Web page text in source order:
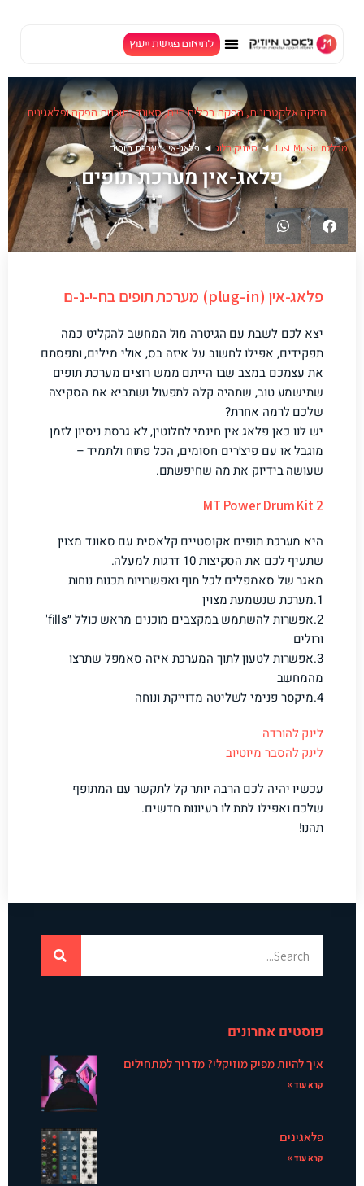
לתיאום פגישת ייעוץ
הפקה אלקטרונית,הפקה בכלים חיים,סאונד,תוכנות הפקה ופלאגינים
מכללת Just Music ◄מיוזיק בלוג◄ פלאג-אין מערכת תופים
פלאג-אין מערכת תופים
פלאג-אין (plug-in) מערכת תופים בח-י-נ-ם
יצא לכם לשבת עם הגיטרה מול המחשב להקליט כמה
תפקידים, אפילו לחשוב על איזה בס, אולי מילים, ותפסתם
את עצמכם במצב שבו הייתם ממש רוצים מערכת תופים
שתישמע טוב, שתהיה קלה לתפעול ושתביא את הסקיצה
שלכם לרמה אחרת?
יש לנו כאן פלאג אין חינמי לחלוטין, לא גרסת ניסיון לזמן
מוגבל או עם פיצ׳רים חסומים, הכל פתוח ולתמיד –
שעושה בידיוק את מה שחיפשתם.
MT Power Drum Kit 2
היא מערכת תופים אקוסטיים קלאסית עם סאונד מצוין
שתעיף לכם את הסקיצות 10 דרגות למעלה.
מאגר של סאמפלים לכל תוף ואפשרויות תכנות נוחות
1.מערכת שנשמעת מצוין
2.אפשרות להשתמש במקצבים מוכנים מראש כולל ״fills"
ורולים
3.אפשרות לטעון לתוך המערכת איזה סאמפל שתרצו
מהמחשב
4.מיקסר פנימי לשליטה מדוייקת ונוחה
לינק להורדה
לינק להסבר מיוטיוב
עכשיו יהיה לכם הרבה יותר קל לתקשר עם המתופף
שלכם ואפילו לתת לו רעיונות חדשים.
תהנו!
פוסטים אחרונים
איך להיות מפיק מוזיקלי? מדריך למתחילים
קרא עוד »
פלאגינים
קרא עוד »